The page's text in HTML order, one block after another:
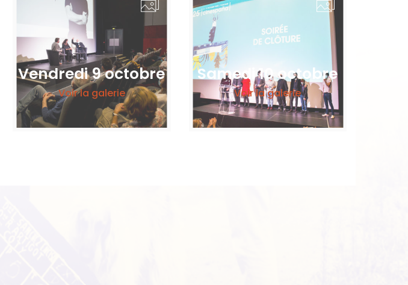
Vendredi 9 octobre
Voir la galerie
Samedi 10 octobre
Voir la galerie